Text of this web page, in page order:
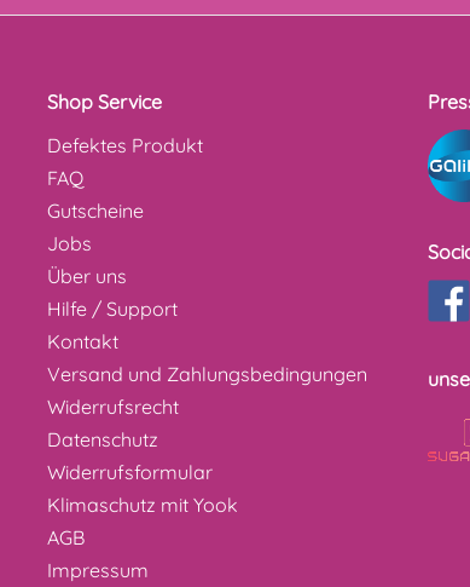
Shop Service
Defektes Produkt
FAQ
Gutscheine
Jobs
Über uns
Hilfe / Support
Kontakt
Versand und Zahlungsbedingungen
Widerrufsrecht
Datenschutz
Widerrufsformular
Klimaschutz mit Yook
AGB
Impressum